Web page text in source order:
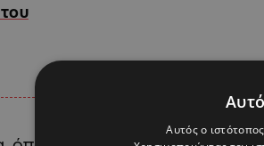
Αυτός ο